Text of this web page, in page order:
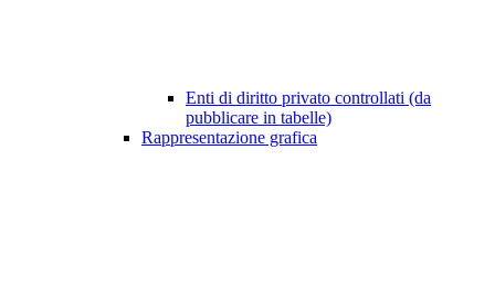
Enti di diritto privato controllati (da
pubblicare in tabelle)
Rappresentazione grafica